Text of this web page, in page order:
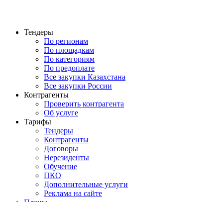
Тендеры
По регионам
По площадкам
По категориям
По предоплате
Все закупки Казахстана
Все закупки России
Контрагенты
Проверить контрагента
Об услуге
Тарифы
Тендеры
Контрагенты
Договоры
Нерезиденты
Обучение
ПКО
Дополнительные услуги
Реклама на сайте